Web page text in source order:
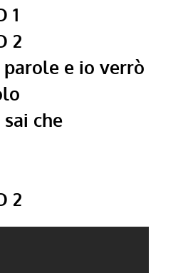
1
2
parole e io verrò
sai che
2